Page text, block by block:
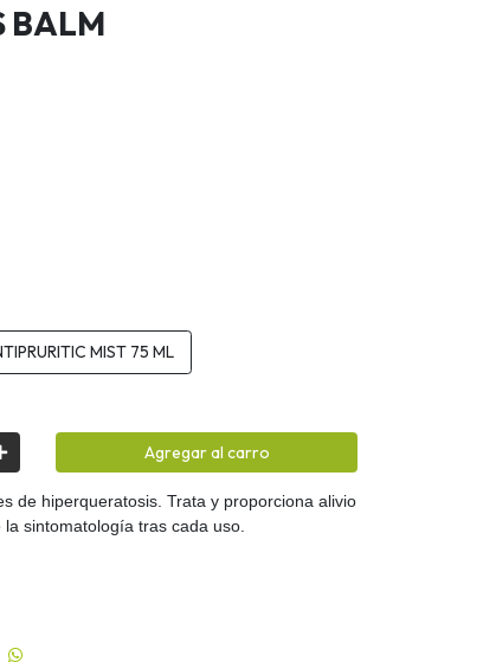
BALM
MIST 75 ML
Agregar al carro
de hiperqueratosis. Trata y proporciona alivio
sintomatología tras cada uso.